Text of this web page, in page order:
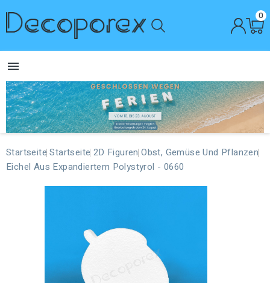
0

Startseite Startseite 2D Figuren Obst, Gemüse Und Pflanzen
Eichel Aus Expandiertem Polystyrol - 0660